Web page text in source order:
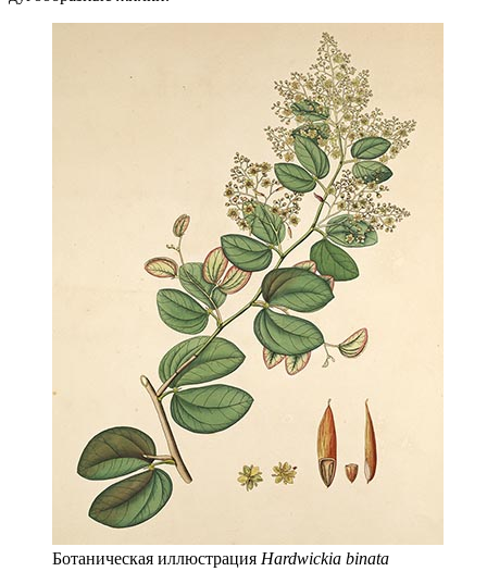
Ботаническая иллюстрация Hardwickia binata